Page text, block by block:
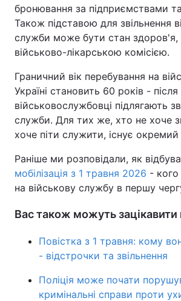
бронювання за підприємствами та
Також підставою для звільнення
служби може бути стан здоров'я,
військово-лікарською комісією.
Граничний вік перебування на
Україні становить 60 років -
військовослужбовці підлягають
служби. Для тих же, хто не хоче
хоче піти служити, існує окремий
Раніше ми розповідали, як
мобілізація з 1 травня 2026 -
на військову службу в першу
Вас також можуть зацікавити
Повістка з 1 травня: кому
- відстрочки та звільнення
Поліція може почати
кримінальні справи проти